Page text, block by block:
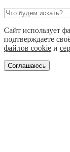
Сайт использует
подтверждаете
файлов cookie и
Соглашаюсь